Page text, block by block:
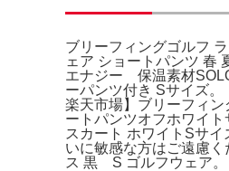
ブリーフィングゴルフ
ェア ショートパンツ
エナジー 保温素材
ーパンツ付き Sサイズ
楽天市場】ブリーフィ
ートパンツオフホワイ
スカート ホワイトSサ
いに敏感な方はご遠慮
ス 黒 S ゴルフウェア。